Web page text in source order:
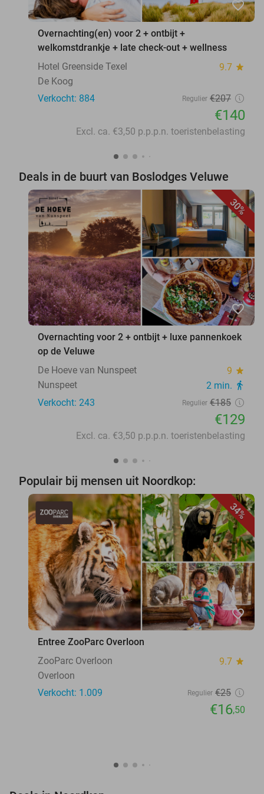
favorite_border
Overnachting(en) voor 2 + ontbijt +
welkomstdrankje + late check-out + wellness
Hotel Greenside Texel
9.7 star
De Koog
Verkocht: 884
Regulier €207
€140
Excl. ca. €3,50 p.p.p.n. toeristenbelasting
Deals in de buurt van Boslodges Veluwe
30%
favorite_border
Overnachting voor 2 + ontbijt + luxe pannenkoek
op de Veluwe
De Hoeve van Nunspeet
9 star
Nunspeet 2 min. directions_walk
Verkocht: 243 Regulier €185
€129
Excl. ca. €3,50 p.p.p.n. toeristenbelasting
Populair bij mensen uit Noordkop:
34%
favorite_border
Entree ZooParc Overloon
ZooParc Overloon
9.7 star
Overloon
Verkocht: 1.009
Regulier €25
€16,50